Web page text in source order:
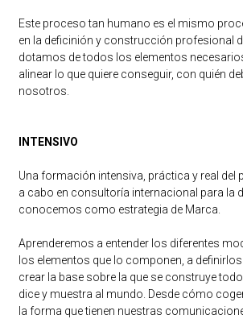
Este proceso tan humano es el mismo
en la deficinión y construcción profesional
dotamos de todos los elementos
alinear lo que quiere conseguir, con quién
nosotros.
INTENSIVO
Una formación intensiva, práctica y real del
a cabo en consultoría internacional para la
conocemos como estrategia de Marca.
Aprenderemos a entender los diferentes
los elementos que lo componen, a
crear la base sobre la que se construye
dice y muestra al mundo. Desde cómo
la forma que tienen nuestras